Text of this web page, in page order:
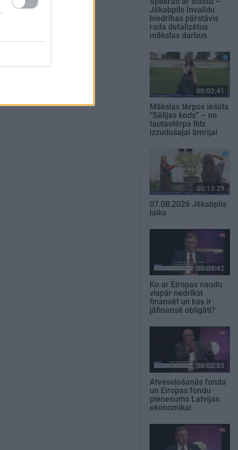
Jēkabpils Invalīdu
biedrības pārstāvis
rada detalizētus
mākslas darbus
00:02:41
Mākslas tērpos iešūts
“Sēlijas kods” – no
tautastērpa līdz
izzudušajai āmrijai
00:13:29
07.08.2026 Jēkabpils
laiks
00:04:42
Ko ar Eiropas naudu
vispār nedrīkst
finansēt un kas ir
jāfinansē obligāti?
00:02:53
Atveseļošanās fonda
un Eiropas fondu
pienesums Latvijas
ekonomikai